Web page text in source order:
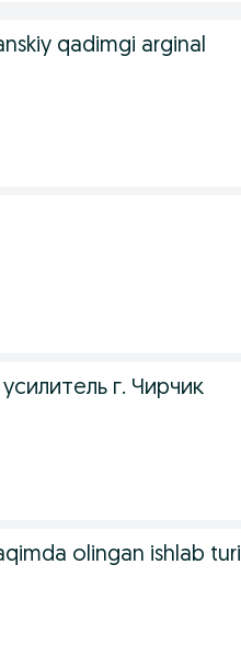
qadimgi arginal
г. Чирчик
olingan ishlab